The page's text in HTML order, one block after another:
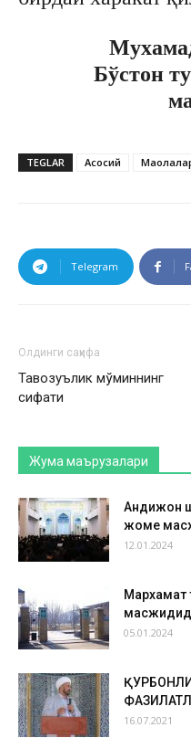
Бўстон
TEGLAR Асосий
Telegram
Олдинги саҳифа
Тавозуълик мўминнинг
сифати
Жума маърузалари
Андижон
жоме
12.01.2024
Мархамат
05.01.2024
16.07.2021